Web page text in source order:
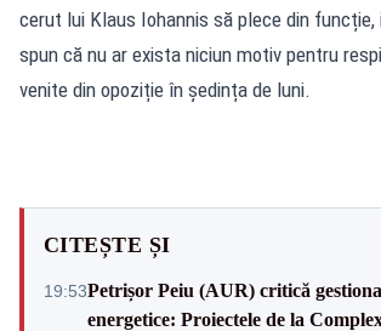
cerut lui Klaus Iohannis să plece din
spun că nu ar exista niciun motiv pentru
venite din opoziție în ședința de luni.
CITEȘTE ȘI
19:53Petrișor Peiu (AUR) critică
energetice: Proiectele de la